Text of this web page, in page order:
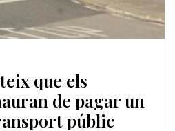
que els
de pagar un
públic